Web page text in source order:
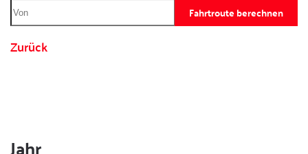
Fahrtroute berechnen
Zurück